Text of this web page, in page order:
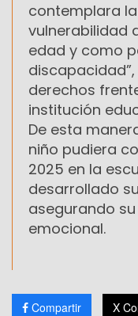
contemplara
vulnerabilidad
edad y como
derechos
institución
De esta
niño pudiera
2025 en la
desarrollado
asegurando
emocional.
Compartir X